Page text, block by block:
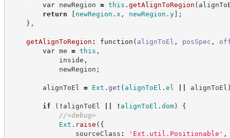
var newRegion = this . getAlignToRegion (
return
[ newRegion . x , newRegion . y] ;
} ,
getAlignToRegion : function ( alignToEl , posSpec ,
var me = this ,
inside ,
newRegion ;
alignToEl = Ext . get ( alignToEl . el alignToEl
if ( ! alignToEl ! alignToEl . dom)
{
//<debug>
Ext . raise ( {
sourceClass : ' Ext.util.Positionable ' ,